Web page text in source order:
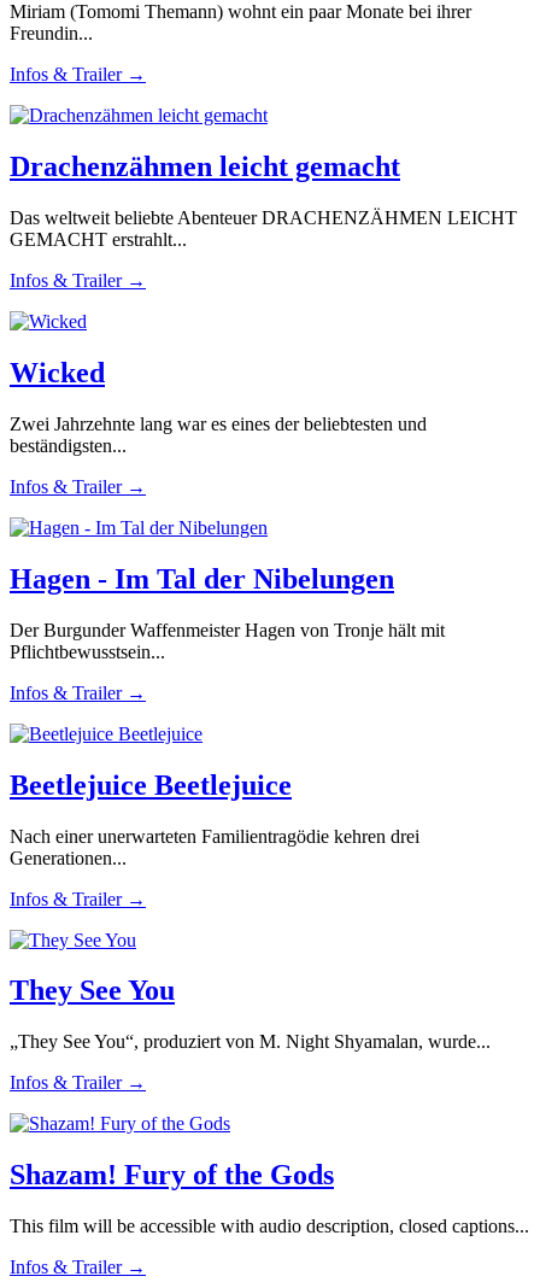
Miriam (Tomomi Themann) wohnt ein paar Monate bei ihrer
Freundin...
Infos & Trailer →
Drachenzähmen leicht gemacht
Das weltweit beliebte Abenteuer DRACHENZÄHMEN LEICHT
GEMACHT erstrahlt...
Infos & Trailer →
Wicked
Zwei Jahrzehnte lang war es eines der beliebtesten und
beständigsten...
Infos & Trailer →
Hagen - Im Tal der Nibelungen
Der Burgunder Waffenmeister Hagen von Tronje hält mit
Pflichtbewusstsein...
Infos & Trailer →
Beetlejuice Beetlejuice
Nach einer unerwarteten Familientragödie kehren drei
Generationen...
Infos & Trailer →
They See You
„They See You“, produziert von M. Night Shyamalan, wurde...
Infos & Trailer →
Shazam! Fury of the Gods
This film will be accessible with audio description, closed captions...
Infos & Trailer →